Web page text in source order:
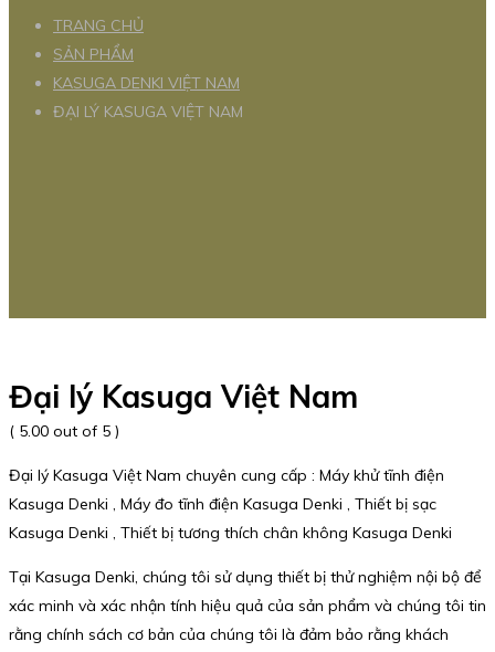
TRANG CHỦ
SẢN PHẨM
KASUGA DENKI VIỆT NAM
ĐẠI LÝ KASUGA VIỆT NAM
Đại lý Kasuga Việt Nam
( 5.00 out of 5 )
Đại lý Kasuga Việt Nam chuyên cung cấp : Máy khử tĩnh điện
Kasuga Denki , Máy đo tĩnh điện Kasuga Denki , Thiết bị sạc
Kasuga Denki , Thiết bị tương thích chân không Kasuga Denki
Tại Kasuga Denki, chúng tôi sử dụng thiết bị thử nghiệm nội bộ để
xác minh và xác nhận tính hiệu quả của sản phẩm và chúng tôi tin
rằng chính sách cơ bản của chúng tôi là đảm bảo rằng khách